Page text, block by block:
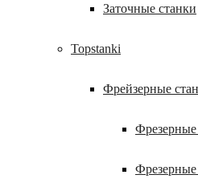
Заточные станки
Topstanki
Фрейзерные